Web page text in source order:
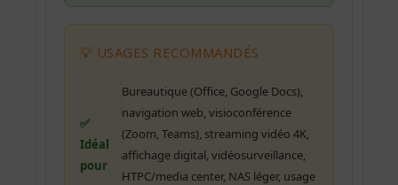
💡 USAGES RECOMMANDÉS
✅
Idéal
pour
Bureautique (Office, Google Docs),
navigation web, visioconférence
(Zoom, Teams), streaming vidéo 4K,
affichage digital, vidéosurveillance,
HTPC/media center, NAS léger, usage